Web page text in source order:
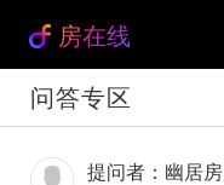
房在线
问答专区
提问者：幽居